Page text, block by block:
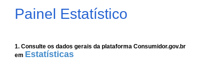
Painel Estatístico
1. Consulte os dados gerais da plataforma Consumidor.gov.br
em Estatísticas